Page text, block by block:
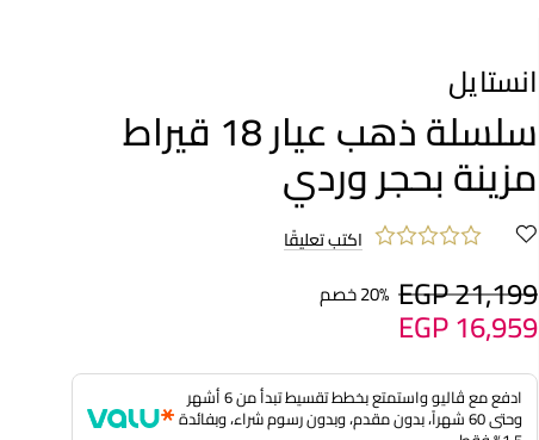
انستايل
سلسلة ذهب عيار 18 قيراط
مزينة بحجر وردي
اكتب تعليقًا
EGP 21,199 20% خصم
EGP 16,959
ادفع مع ڤاليو واستمتع بخطط تقسيط تبدأ من 6 أشهر
وحتى 60 شهراً، بدون مقدم، وبدون رسوم شراء، وبفائدة